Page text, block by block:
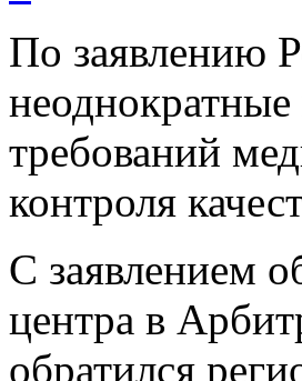
По заявлению
требований
контроля
С заявлением
центра в
обратился